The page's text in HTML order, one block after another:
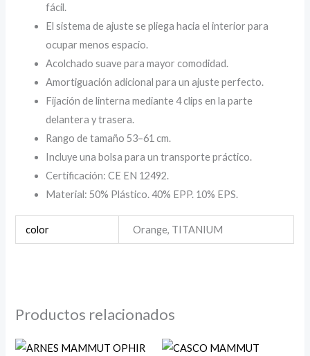
fácil.
El sistema de ajuste se pliega hacia el interior para
ocupar menos espacio.
Acolchado suave para mayor comodidad.
Amortiguación adicional para un ajuste perfecto.
Fijación de linterna mediante 4 clips en la parte
delantera y trasera.
Rango de tamaño 53–61 cm.
Incluye una bolsa para un transporte práctico.
Certificación: CE EN 12492.
Material: 50% Plástico. 40% EPP. 10% EPS.
color Orange, TITANIUM
Productos relacionados